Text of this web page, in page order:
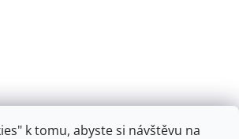
k tomu, abyste si návštěvu na